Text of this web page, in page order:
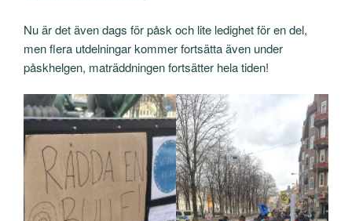
Nu är det även dags för påsk och lite ledighet för en del,
men flera utdelningar kommer fortsätta även under
påskhelgen, maträddningen fortsätter hela tiden!